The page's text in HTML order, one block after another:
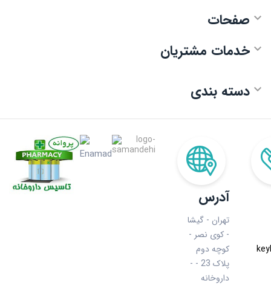
صفحات 
خدمات مشتریان 
دسته بندی 
آدرس
تهران - گیشا
- کوی نصر -
کوچه دوم
- پلاک 23 -
داروخانه